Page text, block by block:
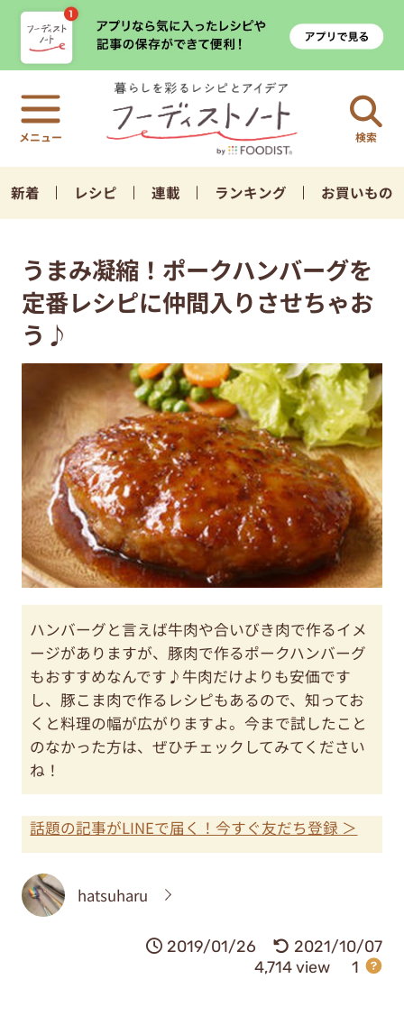
検索
新着 レシピ 連載 ランキング お買いもの
うまみ凝縮！ポークハンバーグを
定番レシピに仲間入りさせちゃお
う♪
ハンバーグと言えば牛肉や合いびき肉で作るイメ
ージがありますが、豚肉で作るポークハンバーグ
もおすすめなんです♪牛肉だけよりも安価です
し、豚こま肉で作るレシピもあるので、知ってお
くと料理の幅が広がりますよ。今まで試したこと
のなかった方は、ぜひチェックしてみてください
ね！
話題の記事がLINEで届く！今すぐ友だち登録 ＞
hatsuharu
2019/01/26
2021/10/07
4,714 view
1